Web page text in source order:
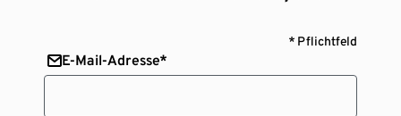
* Pflichtfeld
E-Mail-Adresse*